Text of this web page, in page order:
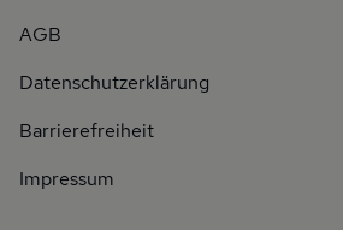
AGB
Datenschutzerklärung
Barrierefreiheit
Impressum